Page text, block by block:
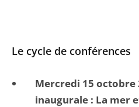
Le cycle de conférences
Mercredi 15 octobre
inaugurale : La mer